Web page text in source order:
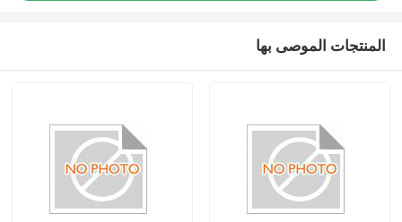
المنتجات الموصى بها